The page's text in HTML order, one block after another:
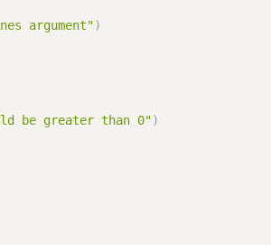
argument")
be greater than 0")